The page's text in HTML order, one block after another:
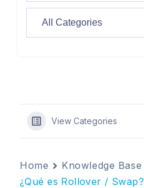
View Categories
Home Knowledge Base
¿Qué es Rollover / Swap?